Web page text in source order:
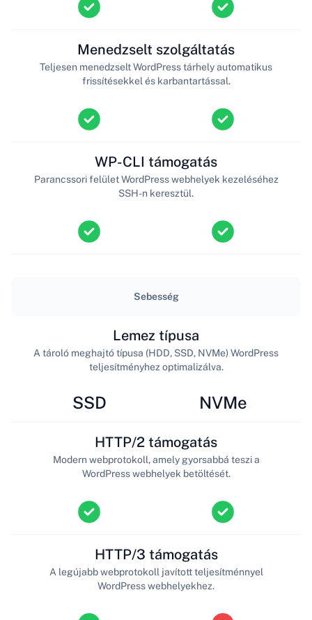
Menedzselt szolgáltatás
Teljesen menedzselt WordPress tárhely automatikus
frissítésekkel és karbantartással.
WP-CLI támogatás
Parancssori felület WordPress webhelyek kezeléséhez
SSH-n keresztül.
Sebesség
SSD
Lemez típusa
A tároló meghajtó típusa (HDD, SSD, NVMe) WordPress
teljesítményhez optimalizálva.
NVMe
HTTP/2 támogatás
Modern webprotokoll, amely gyorsabbá teszi a
WordPress webhelyek betöltését.
HTTP/3 támogatás
A legújabb webprotokoll javított teljesítménnyel
WordPress webhelyekhez.